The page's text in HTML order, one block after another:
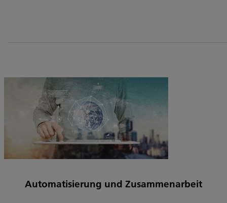
Automatisierung und Zusammenarbeit